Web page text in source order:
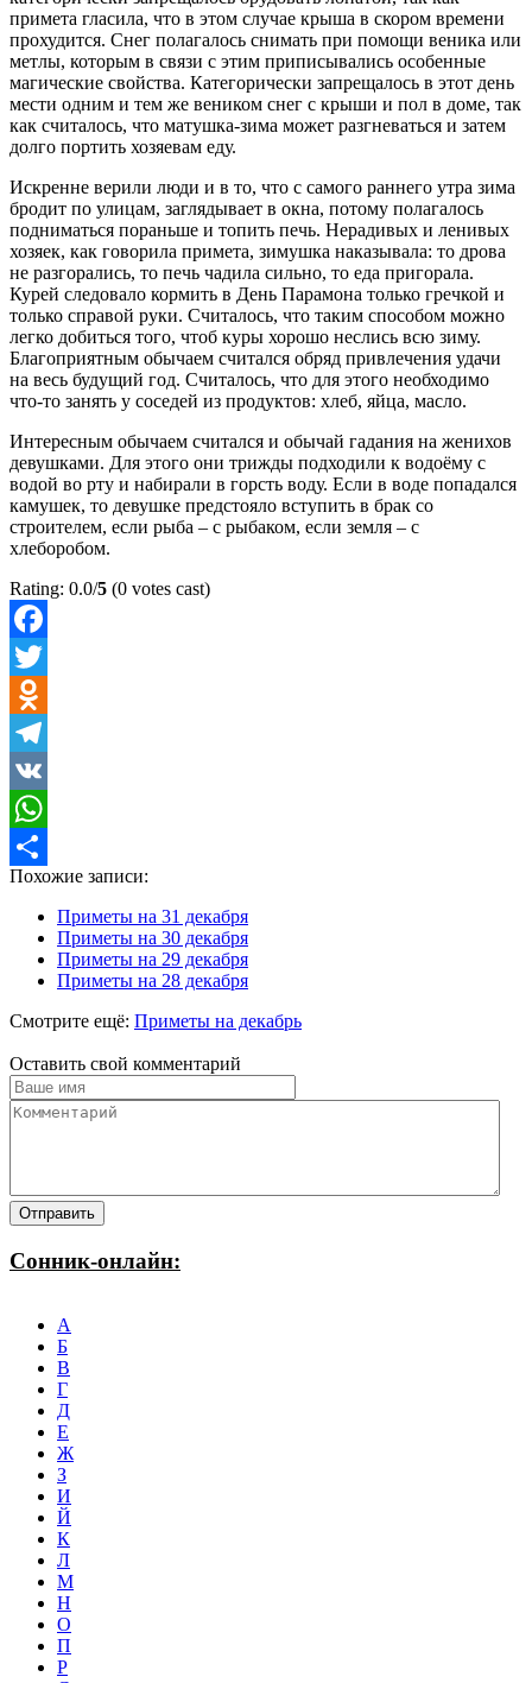
примета гласила, что в этом случае крыша в скором времени
прохудится. Снег полагалось снимать при помощи веника или
метлы, которым в связи с этим приписывались особенные
магические свойства. Категорически запрещалось в этот день
мести одним и тем же веником снег с крыши и пол в доме, так
как считалось, что матушка-зима может разгневаться и затем
долго портить хозяевам еду.
Искренне верили люди и в то, что с самого раннего утра зима
бродит по улицам, заглядывает в окна, потому полагалось
подниматься пораньше и топить печь. Нерадивых и ленивых
хозяек, как говорила примета, зимушка наказывала: то дрова
не разгорались, то печь чадила сильно, то еда пригорала.
Курей следовало кормить в День Парамона только гречкой и
только справой руки. Считалось, что таким способом можно
легко добиться того, чтоб куры хорошо неслись всю зиму.
Благоприятным обычаем считался обряд привлечения удачи
на весь будущий год. Считалось, что для этого необходимо
что-то занять у соседей из продуктов: хлеб, яйца, масло.
Интересным обычаем считался и обычай гадания на женихов
девушками. Для этого они трижды подходили к водоёму с
водой во рту и набирали в горсть воду. Если в воде попадался
камушек, то девушке предстояло вступить в брак со
строителем, если рыба – с рыбаком, если земля – с
хлеборобом.
Rating: 0.0/5 (0 votes cast)
Facebook
Twitter
Odnoklassniki
Telegram
VK
WhatsApp
Отправить
Похожие записи:
Приметы на 31 декабря
Приметы на 30 декабря
Приметы на 29 декабря
Приметы на 28 декабря
Смотрите ещё: Приметы на декабрь
Оставить свой комментарий
Сонник-онлайн:
А
Б
В
Г
Д
Е
Ж
З
И
Й
К
Л
М
Н
О
П
Р